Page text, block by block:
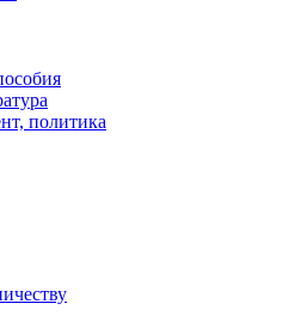
политика